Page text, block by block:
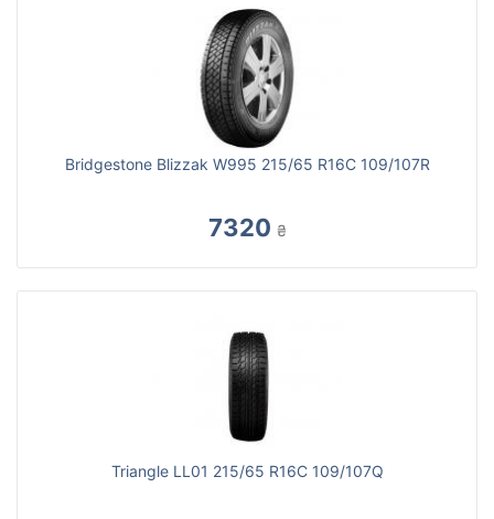
Bridgestone Blizzak W995 215/65 R16C 109/107R
7320 ₴
Triangle LL01 215/65 R16C 109/107Q